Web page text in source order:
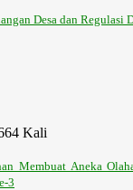
Desa dan Regulasi
Kali
Membuat Aneka
3